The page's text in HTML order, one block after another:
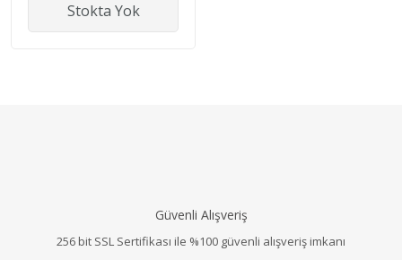
Stokta Yok
Güvenli Alışveriş
256 bit SSL Sertifikası ile %100 güvenli alışveriş imkanı